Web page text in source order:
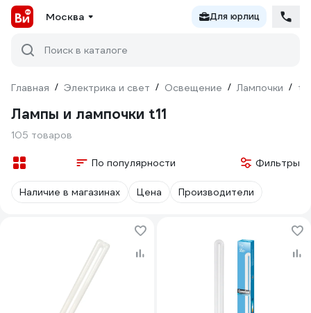
Москва Для юрлиц
Поиск в каталоге
Главная / Электрика и свет / Освещение / Лампочки / t11
Лампы и лампочки t11
105 товаров
По популярности Фильтры
Наличие в магазинах Цена Производители